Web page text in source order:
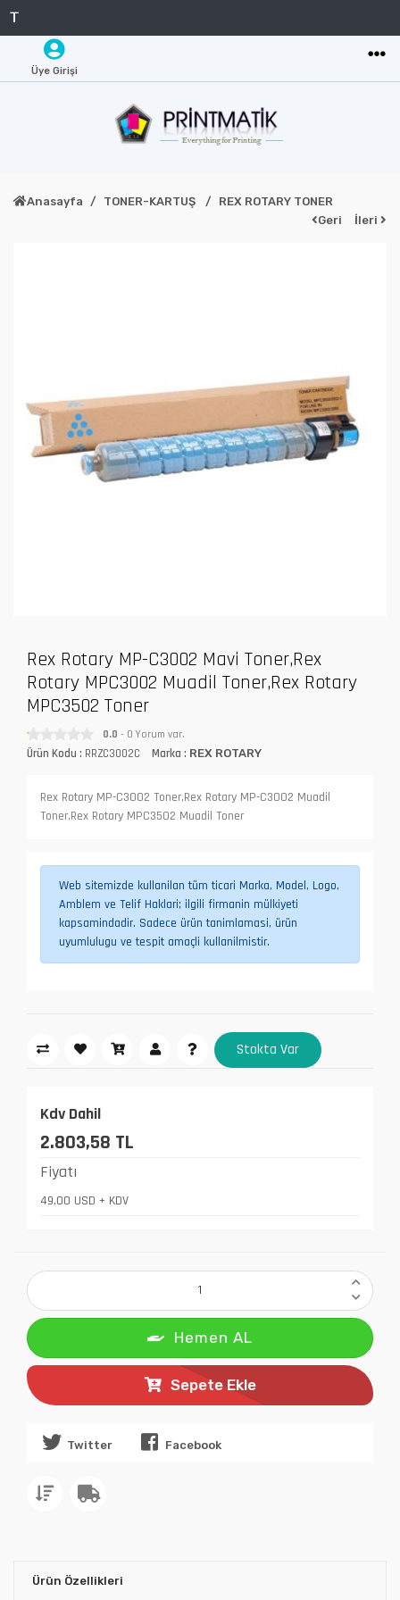
Üye Girişi
Anasayfa TONER-KARTUŞ
REX ROTARY TONER
Geri
İleri
Rex Rotary MP-C3002 Mavi Toner,Rex
Rotary MPC3002 Muadil Toner,Rex Rotary
MPC3502 Toner
0.0 - 0 Yorum var.
Ürün Kodu : RRZC3002C Marka : REX ROTARY
Rex Rotary MP-C3002 Toner,Rex Rotary MP-C3002 Muadil
Toner,Rex Rotary MPC3502 Muadil Toner
Web sitemizde kullanilan tüm ticari Marka, Model, Logo,
Amblem ve Telif Haklari; ilgili firmanin mülkiyeti
kapsamindadir. Sadece ürün tanimlamasi, ürün
uyumlulugu ve tespit amaçli kullanilmistir.
Stokta Var
Kdv Dahil
2.803,58 TL
Fiyatı
49,00 USD + KDV
Hemen AL
Sepete Ekle
Twitter Facebook
Ürün Özellikleri